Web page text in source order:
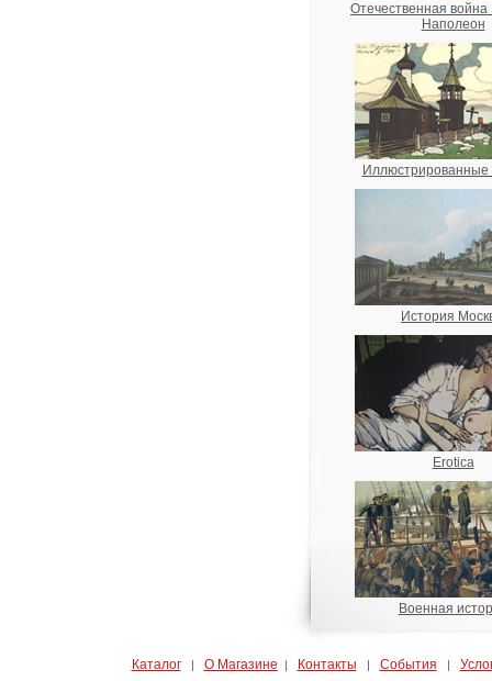
Отечественная война
Наполеон
Иллюстрированные
История
Erotica
Военная
Каталог| О Магазине | Контакты | События |